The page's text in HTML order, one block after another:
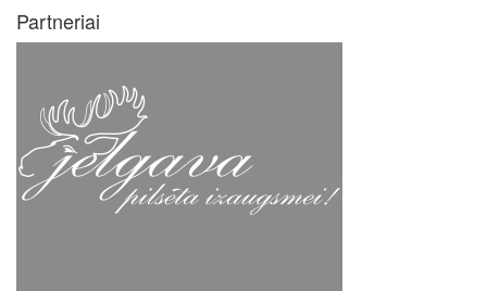
Partneriai